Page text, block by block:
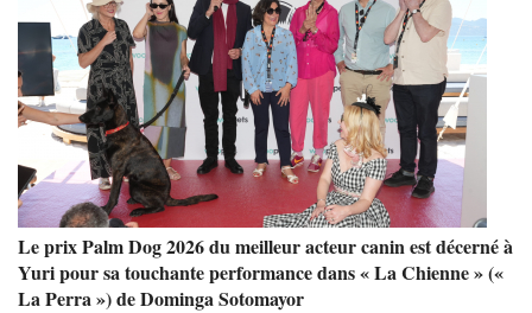
Le prix Palm Dog 2026 du meilleur acteur canin est décerné à
Yuri pour sa touchante performance dans « La Chienne » («
La Perra ») de Dominga Sotomayor